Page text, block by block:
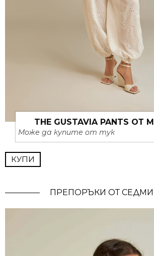
THE GUSTAVIA PANTS ОТ
Може да купите от тук
КУПИ
ПРЕПОРЪКИ ОТ